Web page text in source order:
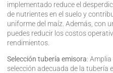
implementado reduce el
de nutrientes en el suelo y
uniforme del maíz. Además, con
puedes reducir los costos
rendimientos.
Selección tubería emisora:
selección adecuada de la tubería